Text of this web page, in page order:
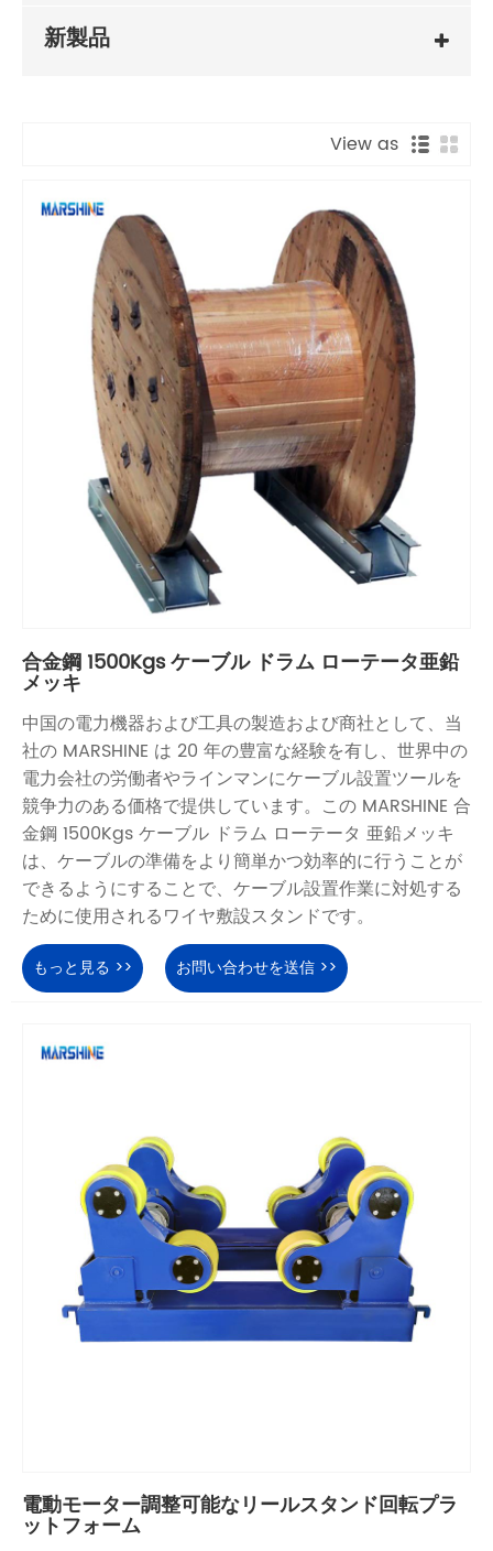
新製品
View as
合金鋼 1500Kgs ケーブル ドラム ローテータ亜鉛
メッキ
中国の電力機器および工具の製造および商社として、当
社の MARSHINE は 20 年の豊富な経験を有し、世界中の
電力会社の労働者やラインマンにケーブル設置ツールを
競争力のある価格で提供しています。この MARSHINE 合
金鋼 1500Kgs ケーブル ドラム ローテータ 亜鉛メッキ
は、ケーブルの準備をより簡単かつ効率的に行うことが
できるようにすることで、ケーブル設置作業に対処する
ために使用されるワイヤ敷設スタンドです。
もっと見る >> お問い合わせを送信 >>
電動モーター調整可能なリールスタンド回転プラ
ットフォーム